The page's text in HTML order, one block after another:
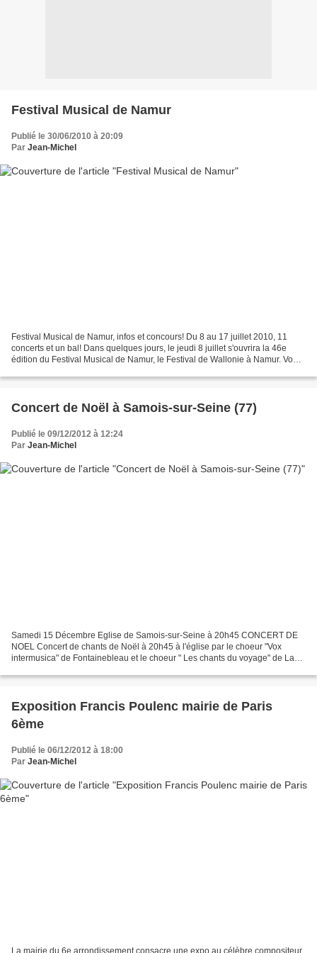
Festival Musical de Namur
Publié le 30/06/2010 à 20:09
Par Jean-Michel
Festival Musical de Namur, infos et concours! Du 8 au 17 juillet 2010, 11
concerts et un bal! Dans quelques jours, le jeudi 8 juillet s'ouvrira la 46e
édition du Festival Musical de Namur, le Festival de Wallonie à Namur. Vous
Concert de Noël à Samois-sur-Seine (77)
Publié le 09/12/2012 à 12:24
Par Jean-Michel
Samedi 15 Décembre Eglise de Samois-sur-Seine à 20h45 CONCERT DE
NOEL Concert de chants de Noël à 20h45 à l'église par le choeur "Vox
intermusica" de Fontainebleau et le choeur " Les chants du voyage" de La
Exposition Francis Poulenc mairie de Paris
6ème
Publié le 06/12/2012 à 18:00
Par Jean-Michel
La mairie du 6e arrondissement consacre une expo au célèbre compositeur